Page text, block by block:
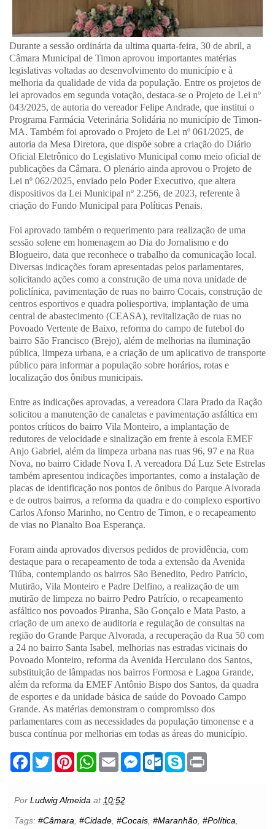
Durante a sessão ordinária da ultima quarta-feira, 30 de abril, a
Câmara Municipal de Timon aprovou importantes matérias
legislativas voltadas ao desenvolvimento do município e à
melhoria da qualidade de vida da população. Entre os projetos de
lei aprovados em segunda votação, destaca-se o Projeto de Lei nº
043/2025, de autoria do vereador Felipe Andrade, que institui o
Programa Farmácia Veterinária Solidária no município de Timon-
MA. Também foi aprovado o Projeto de Lei nº 061/2025, de
autoria da Mesa Diretora, que dispõe sobre a criação do Diário
Oficial Eletrônico do Legislativo Municipal como meio oficial de
publicações da Câmara. O plenário ainda aprovou o Projeto de
Lei nº 062/2025, enviado pelo Poder Executivo, que altera
dispositivos da Lei Municipal nº 2.256, de 2023, referente à
criação do Fundo Municipal para Políticas Penais.
Foi aprovado também o requerimento para realização de uma
sessão solene em homenagem ao Dia do Jornalismo e do
Blogueiro, data que reconhece o trabalho da comunicação local.
Diversas indicações foram apresentadas pelos parlamentares,
solicitando ações como a construção de uma nova unidade de
policlínica, pavimentação de ruas no bairro Cocais, construção de
centros esportivos e quadra poliesportiva, implantação de uma
central de abastecimento (CEASA), revitalização de ruas no
Povoado Vertente de Baixo, reforma do campo de futebol do
bairro São Francisco (Brejo), além de melhorias na iluminação
pública, limpeza urbana, e a criação de um aplicativo de transporte
público para informar a população sobre horários, rotas e
localização dos ônibus municipais.
Entre as indicações aprovadas, a vereadora Clara Prado da Ração
solicitou a manutenção de canaletas e pavimentação asfáltica em
pontos críticos do bairro Vila Monteiro, a implantação de
redutores de velocidade e sinalização em frente à escola EMEF
Anjo Gabriel, além da limpeza urbana nas ruas 96, 97 e na Rua
Nova, no bairro Cidade Nova I. A vereadora Dá Luz Sete Estrelas
também apresentou indicações importantes, como a instalação de
placas de identificação nos pontos de ônibus do Parque Alvorada
e de outros bairros, a reforma da quadra e do complexo esportivo
Carlos Afonso Marinho, no Centro de Timon, e o recapeamento
de vias no Planalto Boa Esperança.
Foram ainda aprovados diversos pedidos de providência, com
destaque para o recapeamento de toda a extensão da Avenida
Tiúba, contemplando os bairros São Benedito, Pedro Patrício,
Mutirão, Vila Monteiro e Padre Delfino, a realização de um
mutirão de limpeza no bairro Pedro Patrício, o recapeamento
asfáltico nos povoados Piranha, São Gonçalo e Mata Pasto, a
criação de um anexo de auditoria e regulação de consultas na
região do Grande Parque Alvorada, a recuperação da Rua 50 com
a 24 no bairro Santa Isabel, melhorias nas estradas vicinais do
Povoado Monteiro, reforma da Avenida Herculano dos Santos,
substituição de lâmpadas nos bairros Formosa e Lagoa Grande,
além da reforma da EMEF Antônio Bispo dos Santos, da quadra
de esportes e da unidade básica de saúde do Povoado Campo
Grande. As matérias demonstram o compromisso dos
parlamentares com as necessidades da população timonense e a
busca contínua por melhorias em todas as áreas do município.
F
b
o
k
T
w
t
e
r
P
e
r
s
W
s
A
p
p
E
m
l
M
e
g
e
O
k
.
S
Por Ludwig Almeida at10:52
Tags: #Câmara, #Cidade, #Cocais, #Maranhão, #Política,